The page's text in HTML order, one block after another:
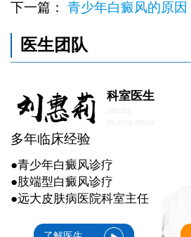
下一篇： 青少年白癜风的原因
医生团队
科室医生
多年临床经验
●青少年白癜风诊疗
●肢端型白癜风诊疗
●远大皮肤病医院科室主任